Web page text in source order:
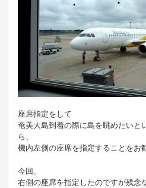
座席指定をして
奄美大島到着の際に島を眺めたいと
ら、
機内左側の座席を指定することをお
今回、
右側の座席を指定したのですが残念